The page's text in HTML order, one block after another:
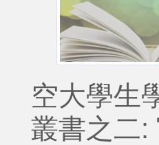
空大學生
叢書之二: